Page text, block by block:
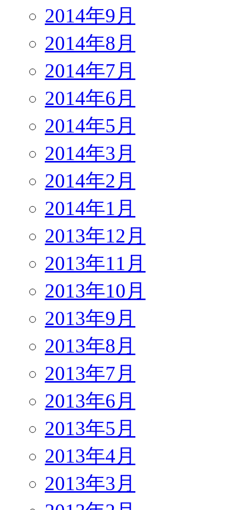
2014年9月
2014年8月
2014年7月
2014年6月
2014年5月
2014年3月
2014年2月
2014年1月
2013年12月
2013年11月
2013年10月
2013年9月
2013年8月
2013年7月
2013年6月
2013年5月
2013年4月
2013年3月